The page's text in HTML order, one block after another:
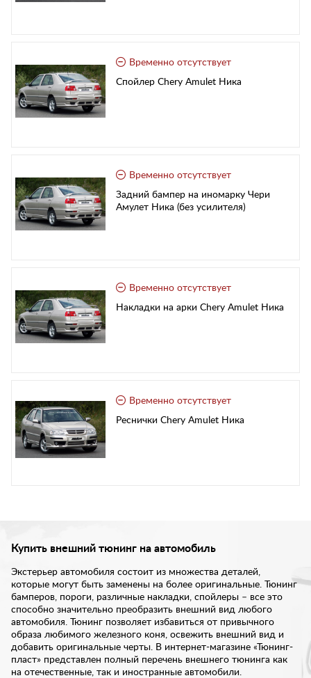
Временно отсутствует
Спойлер Chery Amulet Ника
Временно отсутствует
Задний бампер на иномарку Чери
Амулет Ника (без усилителя)
Временно отсутствует
Накладки на арки Chery Amulet Ника
Временно отсутствует
Реснички Chery Amulet Ника
Купить внешний тюнинг на автомобиль
Экстерьер автомобиля состоит из множества деталей,
которые могут быть заменены на более оригинальные. Тюнинг
бамперов, пороги, различные накладки, спойлеры – все это
способно значительно преобразить внешний вид любого
автомобиля. Тюнинг позволяет избавиться от привычного
образа любимого железного коня, освежить внешний вид и
добавить оригинальные черты. В интернет-магазине «Тюнинг-
пласт» представлен полный перечень внешнего тюнинга как
на отечественные, так и иностранные автомобили.